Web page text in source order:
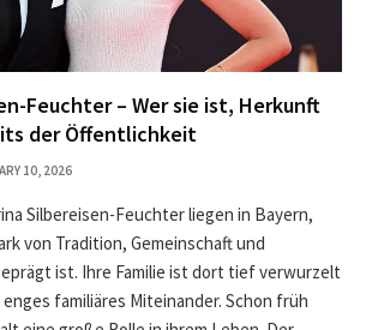
Feuchter – Wer sie ist, Herkunft
der Öffentlichkeit
10, 2026
Silbereisen-Feuchter liegen in Bayern,
von Tradition, Gemeinschaft und
ist. Ihre Familie ist dort tief verwurzelt
familiäres Miteinander. Schon früh